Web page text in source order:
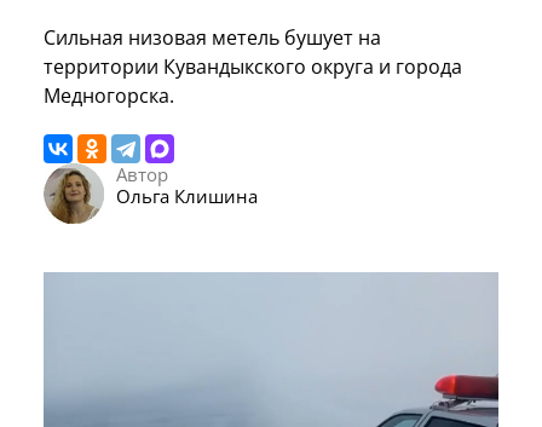
Сильная низовая метель бушует на
территории Кувандыкского округа и города
Медногорска.
Автор
Ольга Клишина